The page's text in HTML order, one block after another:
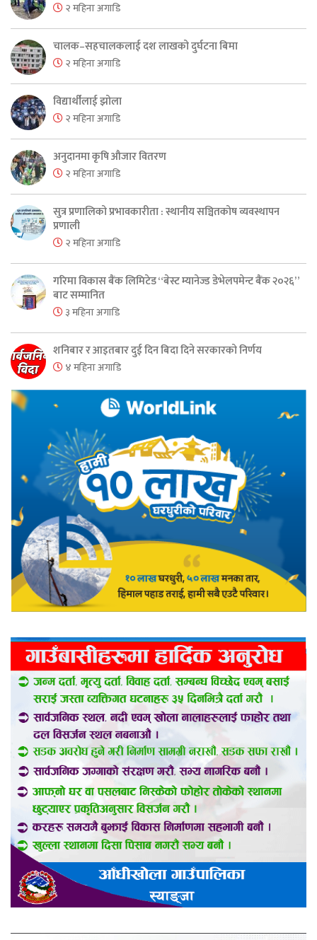
२ महिना अगाडि
चालक–सहचालकलाई दश लाखको दुर्घटना बिमा
२ महिना अगाडि
विद्यार्थीलाई झोला
२ महिना अगाडि
अनुदानमा कृषि औजार वितरण
२ महिना अगाडि
सुत्र प्रणालिको प्रभावकारीता : स्थानीय सञ्चितकोष व्यवस्थापन
प्रणाली
२ महिना अगाडि
गरिमा विकास बैंक लिमिटेड “बेस्ट म्यानेज्ड डेभेलपमेन्ट बैंक २०२६”
बाट सम्मानित
३ महिना अगाडि
शनिबार र आइतबार दुई दिन बिदा दिने सरकारको निर्णय
४ महिना अगाडि